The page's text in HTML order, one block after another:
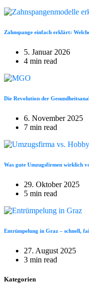
Zahnspange einfach erklärt:
5. Januar 2026
4 min read
Die Revolution der
6. November 2025
7 min read
Was gute Umzugsfirmen wirklich
29. Oktober 2025
5 min read
Entrümpelung in Graz – schnell,
27. August 2025
3 min read
Kategorien